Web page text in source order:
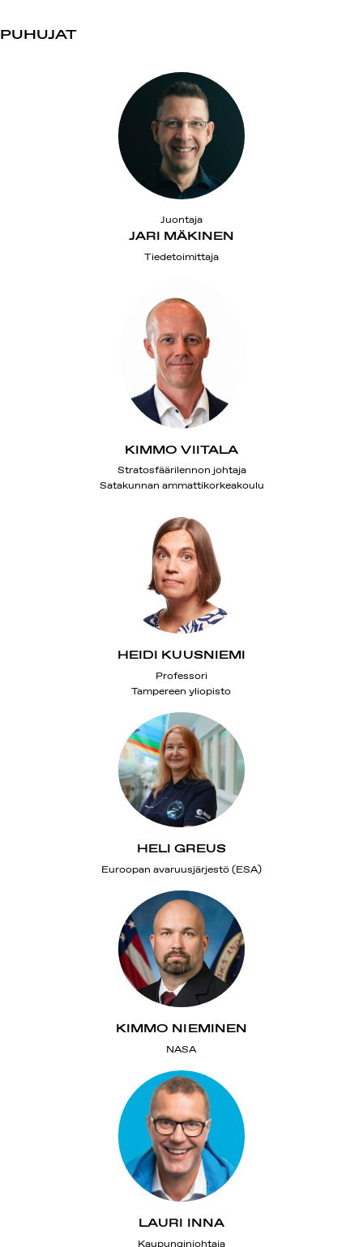
PUHUJAT
JARI MÄKINEN
Juontaja
Tiedetoimittaja
KIMMO VIITALA
Stratosfäärilennon johtaja
Satakunnan ammattikorkeakoulu
HEIDI KUUSNIEMI
Professori
Tampereen yliopisto
HELI GREUS
Euroopan avaruusjärjestö (ESA)
KIMMO NIEMINEN
NASA
LAURI INNA
Kaupunginjohtaja